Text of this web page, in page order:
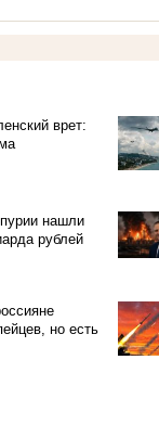
врет:
нашли
рублей
но есть